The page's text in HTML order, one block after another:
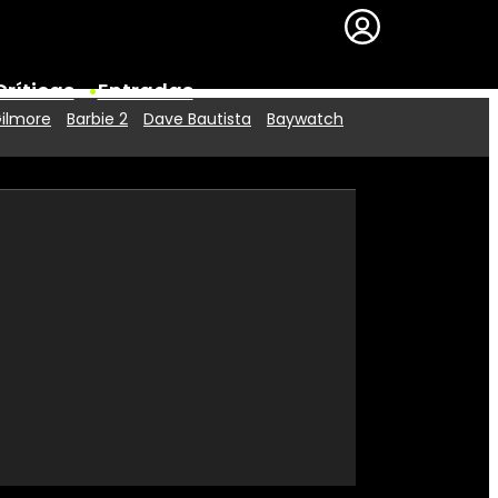
Entradas
Premios
Barbie 2 Dave Bautista Baywatch